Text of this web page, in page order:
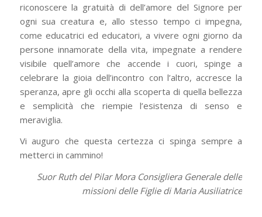
riconoscere la gratuità di dell’amore del Signore per
ogni sua creatura e, allo stesso tempo ci impegna,
come educatrici ed educatori, a vivere ogni giorno da
persone innamorate della vita, impegnate a rendere
visibile quell’amore che accende i cuori, spinge a
celebrare la gioia dell’incontro con l’altro, accresce la
speranza, apre gli occhi alla scoperta di quella bellezza
e semplicità che riempie l’esistenza di senso e
meraviglia.
Vi auguro che questa certezza ci spinga sempre a
metterci in cammino!
Suor Ruth del Pilar Mora Consigliera Generale delle
missioni delle Figlie di Maria Ausiliatrice